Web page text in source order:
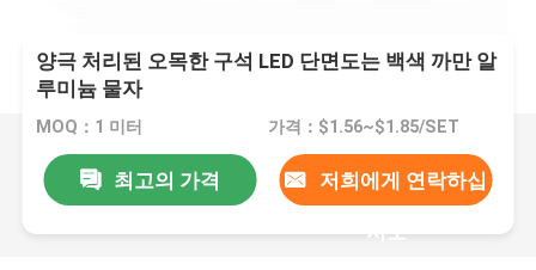
양극 처리된 오목한 구석 LED 단면도는 백색 까만 알
루미늄 물자
MOQ：1 미터 가격：$1.56~$1.85/SET
최고의 가격 저희에게 연락하십
시오